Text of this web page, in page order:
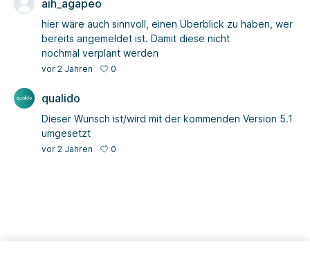
aih_agapeo
hier wäre auch sinnvoll, einen Überblick zu haben, wer
bereits angemeldet ist. Damit diese nicht
nochmal verplant werden
vor 2 Jahren 0
qualido
Dieser Wunsch ist/wird mit der kommenden Version 5.1
umgesetzt
vor 2 Jahren 0